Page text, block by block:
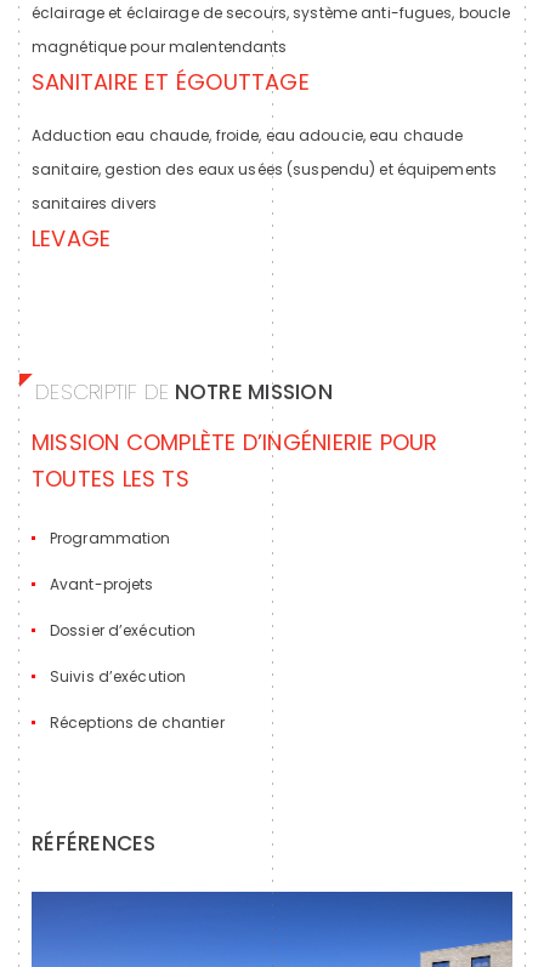
éclairage et éclairage de secours, système anti-fugues, boucle
magnétique pour malentendants
SANITAIRE ET ÉGOUTTAGE
Adduction eau chaude, froide, eau adoucie, eau chaude
sanitaire, gestion des eaux usées (suspendu) et équipements
sanitaires divers
LEVAGE
DESCRIPTIF DE NOTRE MISSION
MISSION COMPLÈTE D’INGÉNIERIE POUR
TOUTES LES TS
Programmation
Avant-projets
Dossier d’exécution
Suivis d’exécution
Réceptions de chantier
RÉFÉRENCES